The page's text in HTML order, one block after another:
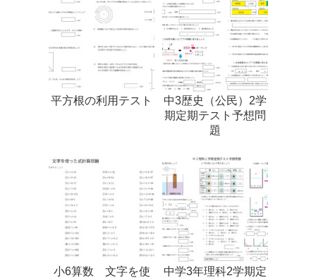
平方根の利用テスト
中3歴史（公民）2学
期定期テスト予想問
題
小6算数 文字を使
中学3年理科2学期定